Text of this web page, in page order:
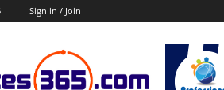
Sign in / Join